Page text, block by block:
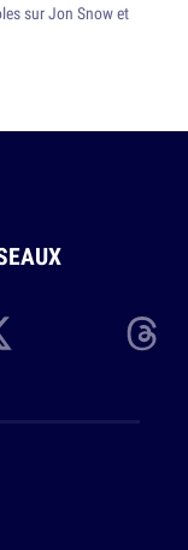
sur Jon Snow et